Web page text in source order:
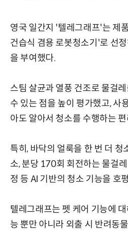
영국 일간지 '텔레그래프'는 제
건습식 겸용 로봇청소기'로 선
을 부여했다.
스팀 살균과 열풍 건조로 물걸
수 있는 점을 높이 평가했고, 사
아도 알아서 청소를 수행하는
특히, 바닥의 얼룩을 한 번 더 청
소, 분당 170회 회전하는 물걸
정 등 AI 기반의 청소 기능을 호
텔레그래프는 펫 케어 기능에
능 뿐만 아니라 외출 시 반려동